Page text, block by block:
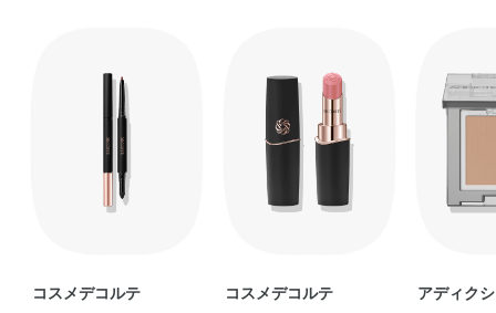
【❤️眉のニュアンスレッ
ドカラー❤️】 …
絶妙カラーでふんわり眉
が叶う【ジルスチュ …
Hi
コスメデコルテ コスメデコルテ アディク